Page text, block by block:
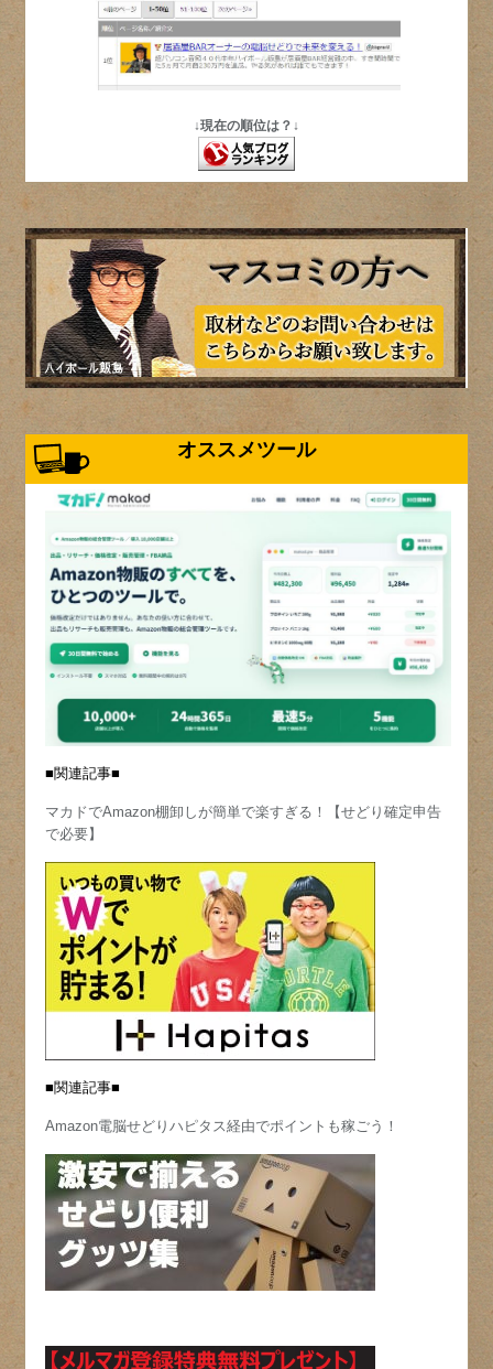
↓現在の順位は？↓
オススメツール
■関連記事■
マカドでAmazon棚卸しが簡単で楽すぎる！【せどり確定申告
で必要】
■関連記事■
Amazon電脳せどりハピタス経由でポイントも稼ごう！